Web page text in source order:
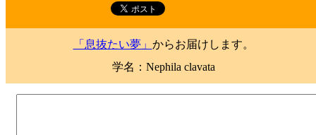
「息抜たい夢」 からお届けします。
学名：Nephila clavata